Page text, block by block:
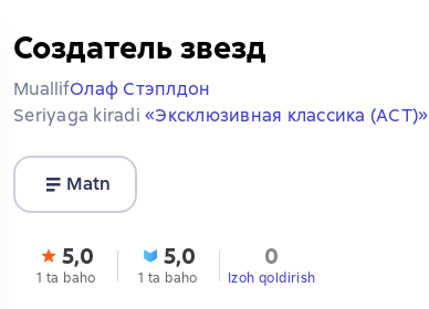
Создатель звезд
MuallifОлаф Стэплдон
Seriyaga kiradi «Эксклюзивная классика (АСТ)»
Matn
5,0
1 ta baho
5,0
1 ta baho
0
Izoh qoldirish